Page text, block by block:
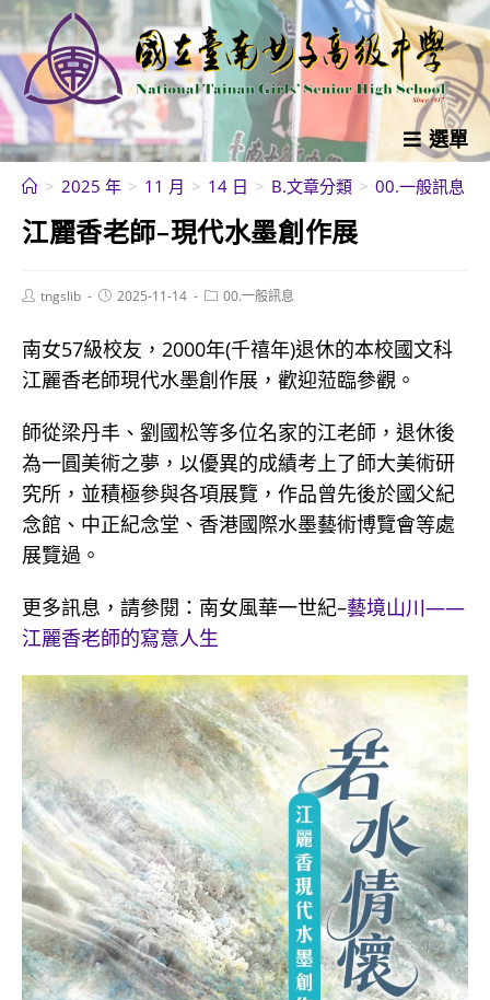
跳
轉
至
主
要
內
選單
> 2025 年 > 11 月 > 14 日 > B.文章分類 > 00.一般訊息
江麗香老師–現代水墨創作展
Posttngslib
Post2025-11-14
Post00.一般訊息
南女57級校友，2000年(千禧年)退休的本校國文科
江麗香老師現代水墨創作展，歡迎蒞臨參觀。
師從梁丹丰、劉國松等多位名家的江老師，退休後
為一圓美術之夢，以優異的成績考上了師大美術研
究所，並積極參與各項展覽，作品曾先後於國父紀
念館、中正紀念堂、香港國際水墨藝術博覽會等處
展覽過。
更多訊息，請參閱：南女風華一世紀–藝境山川——
江麗香老師的寫意人生